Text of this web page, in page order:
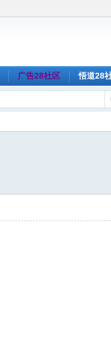
广告28社区 悟道28